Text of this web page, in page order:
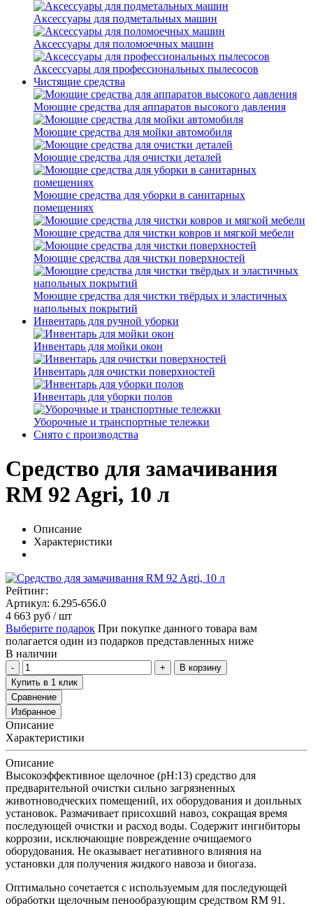
Аксессуары для подметальных машин
Аксессуары для поломоечных машин
Аксессуары для профессиональных пылесосов
Чистящие средства
Моющие средства для аппаратов высокого давления
Моющие средства для мойки автомобиля
Моющие средства для очистки деталей
Моющие средства для уборки в санитарных
помещениях
Моющие средства для чистки ковров и мягкой мебели
Моющие средства для чистки поверхностей
Моющие средства для чистки твёрдых и эластичных
напольных покрытий
Инвентарь для ручной уборки
Инвентарь для мойки окон
Инвентарь для очистки поверхностей
Инвентарь для уборки полов
Уборочные и транспортные тележки
Снято с производства
Средство для замачивания
RM 92 Agri, 10 л
Описание
Характеристики
Рейтинг:
Артикул: 6.295-656.0
4 663 руб / шт
Выберите подарок При покупке данного товара вам
полагается один из подарков представленных ниже
В наличии
В корзину
Купить в 1 клик
Сравнение
Избранное
Описание
Характеристики
Описание
Высокоэффективное щелочное (pH:13) средство для
предварительной очистки сильно загрязненных
животноводческих помещений, их оборудования и доильных
установок. Размачивает присохший навоз, сокращая время
последующей очистки и расход воды. Содержит ингибиторы
коррозии, исключающие повреждение очищаемого
оборудования. Не оказывает негативного влияния на
установки для получения жидкого навоза и биогаза.
Оптимально сочетается с используемым для последующей
обработки щелочным пенообразующим средством RM 91.